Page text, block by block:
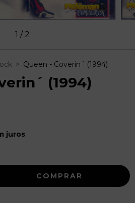
1 / 2
> Queen - Coverin´ (1994)
(1994)
juros